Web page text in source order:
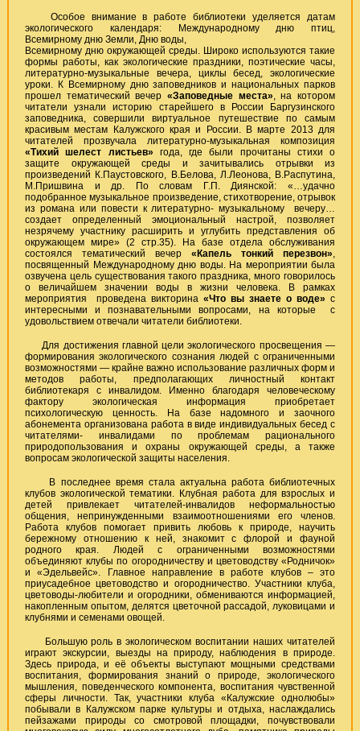
Особое внимание в работе библиотеки уделяется датам
экологического календаря: Международному дню птиц,
Всемирному дню Земли, Дню воды,
Всемирному дню окружающей среды. Широко используются такие
формы работы, как экологические праздники, поэтические часы,
литературно-музыкальные вечера, циклы бесед, экологические
уроки. К Всемирному дню заповедников и национальных парков
прошел тематический вечер «Заповедные места», на котором
читатели узнали историю старейшего в России Баргузинского
заповедника, совершили виртуальное путешествие по самым
красивым местам Калужского края и России. В марте 2013 для
читателей прозвучала литературно-музыкальная композиция
«Тихий шелест листьев» года, где были прочитаны стихи о
защите окружающей среды и зачитывались отрывки из
произведений К.Паустовского, В.Белова, Л.Леонова, В.Распутина,
М.Пришвина и др. По словам Г.П. Диянской: «…удачно
подобранное музыкальное произведение, стихотворение, отрывок
из романа или повести к литературно- музыкальному вечеру…
создает определенный эмоциональный настрой, позволяет
незрячему участнику расширить и углубить представления об
окружающем мире» (2 стр.35). На базе отдела обслуживания
состоялся тематический вечер «Капель тонкий перезвон»,
посвященный Международному дню воды. На мероприятии была
озвучена цель существования такого праздника, много говорилось
о величайшем значении воды в жизни человека. В рамках
мероприятия проведена викторина «Что вы знаете о воде» с
интересными и познавательными вопросами, на которые с
удовольствием отвечали читатели библиотеки.
Для достижения главной цели экологического просвещения —
формирования экологического сознания людей с ограниченными
возможностями — крайне важно использование различных форм и
методов работы, предполагающих личностный контакт
библиотекаря с инвалидом. Именно благодаря человеческому
фактору экологическая информация приобретает
психологическую ценность. На базе надомного и заочного
абонемента организована работа в виде индивидуальных бесед с
читателями- инвалидами по проблемам рационального
природопользования и охраны окружающей среды, а также
вопросам экологической защиты населения.
В последнее время стала актуальна работа библиотечных
клубов экологической тематики. Клубная работа для взрослых и
детей привлекает читателей-инвалидов неформальностью
общения, непринужденными взаимоотношениями его членов.
Работа клубов помогает привить любовь к природе, научить
бережному отношению к ней, знакомит с флорой и фауной
родного края. Людей с ограниченными возможностями
объединяют клубы по огородничеству и цветоводству «Родничок»
и «Эдельвейс». Главное направление в работе клубов – это
приусадебное цветоводство и огородничество. Участники клуба,
цветоводы-любители и огородники, обмениваются информацией,
накопленным опытом, делятся цветочной рассадой, луковицами и
клубнями и семенами овощей.
Большую роль в экологическом воспитании наших читателей
играют экскурсии, выезды на природу, наблюдения в природе.
Здесь природа, и её объекты выступают мощными средствами
воспитания, формирования знаний о природе, экологического
мышления, поведенческого компонента, воспитания чувственной
сферы личности. Так, участники клуба «Калужские однолюбы»
побывали в Калужском парке культуры и отдыха, наслаждались
пейзажами природы со смотровой площадки, почувствовали